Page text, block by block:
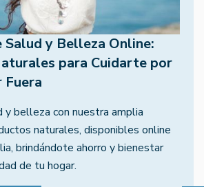
Salud y Belleza Online:
para Cuidarte por
y belleza con nuestra amplia
naturales, disponibles online
brindándote ahorro y bienestar
de tu hogar.